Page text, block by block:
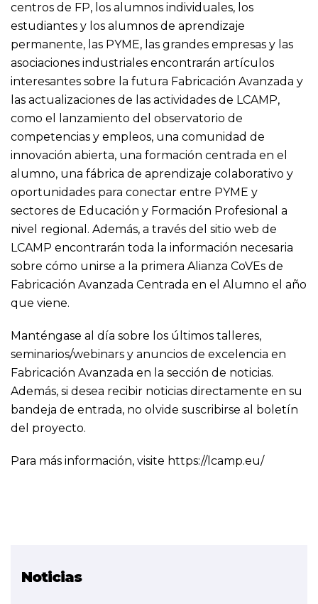
centros de FP, los alumnos individuales, los
estudiantes y los alumnos de aprendizaje
permanente, las PYME, las grandes empresas y las
asociaciones industriales encontrarán artículos
interesantes sobre la futura Fabricación Avanzada y
las actualizaciones de las actividades de LCAMP,
como el lanzamiento del observatorio de
competencias y empleos, una comunidad de
innovación abierta, una formación centrada en el
alumno, una fábrica de aprendizaje colaborativo y
oportunidades para conectar entre PYME y
sectores de Educación y Formación Profesional a
nivel regional. Además, a través del sitio web de
LCAMP encontrarán toda la información necesaria
sobre cómo unirse a la primera Alianza CoVEs de
Fabricación Avanzada Centrada en el Alumno el año
que viene.
Manténgase al día sobre los últimos talleres,
seminarios/webinars y anuncios de excelencia en
Fabricación Avanzada en la sección de noticias.
Además, si desea recibir noticias directamente en su
bandeja de entrada, no olvide suscribirse al boletín
del proyecto.
Para más información, visite https://lcamp.eu/
Noticias